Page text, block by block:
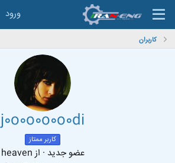
ورود
کاربران
j0o0o0o0o0di
کاربر ممتاز
عضو جدید · ازheaven